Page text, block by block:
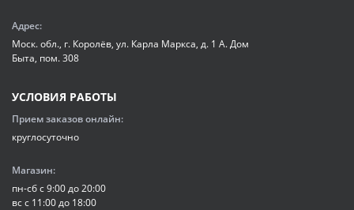
Адрес:
Моск. обл., г. Королёв, ул. Карла Маркса, д. 1 А. Дом
Быта, пом. 308
УСЛОВИЯ РАБОТЫ
Прием заказов онлайн:
круглосуточно
Магазин:
пн-сб с 9:00 до 20:00
вс с 11:00 до 18:00